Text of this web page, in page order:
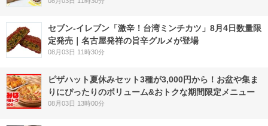
セブン-イレブン「激辛！台湾ミンチカツ」8月4日数量限
定発売｜名古屋発祥の旨辛グルメが登場
08月03日 11時30分
ピザハット夏休みセット3種が3,000円から！お盆や集ま
りにぴったりのボリューム&おトクな期間限定メニュー
08月03日 13時00分